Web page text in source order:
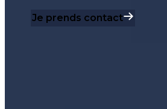
Je prends contact